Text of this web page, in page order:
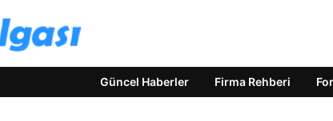
Güncel Haberler Firma Rehberi